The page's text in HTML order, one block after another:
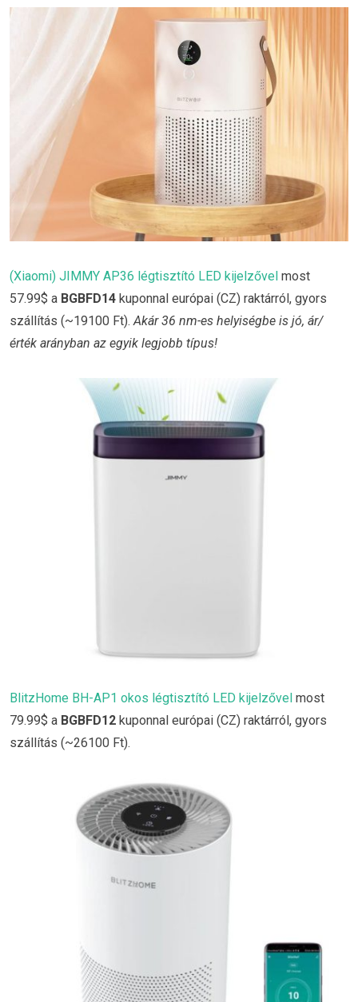
(Xiaomi) JIMMY AP36 légtisztító LED kijelzővel most
57.99$ a BGBFD14 kuponnal európai (CZ) raktárról, gyors
szállítás (~19100 Ft). Akár 36 nm-es helyiségbe is jó, ár/
érték arányban az egyik legjobb típus!
BlitzHome BH-AP1 okos légtisztító LED kijelzővel most
79.99$ a BGBFD12 kuponnal európai (CZ) raktárról, gyors
szállítás (~26100 Ft).